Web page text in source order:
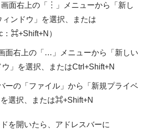
面右上の「︙」メニューから「新し
ンドウ」を選択、または
：⌘+Shift+N）
面右上の「…」メニューから「新しい
ウ」を選択、またはCtrl+Shift+N
ーの「ファイル」から「新規プライベ
選択、または⌘+Shift+N
を開いたら、アドレスバーに